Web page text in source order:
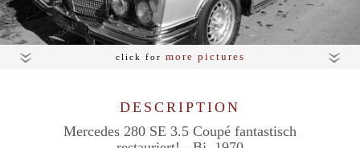
click for more pictures
DESCRIPTION
Mercedes 280 SE 3.5 Coupé fantastisch